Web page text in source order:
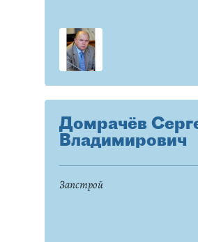
Домрачёв
Владимирович
Запстрой